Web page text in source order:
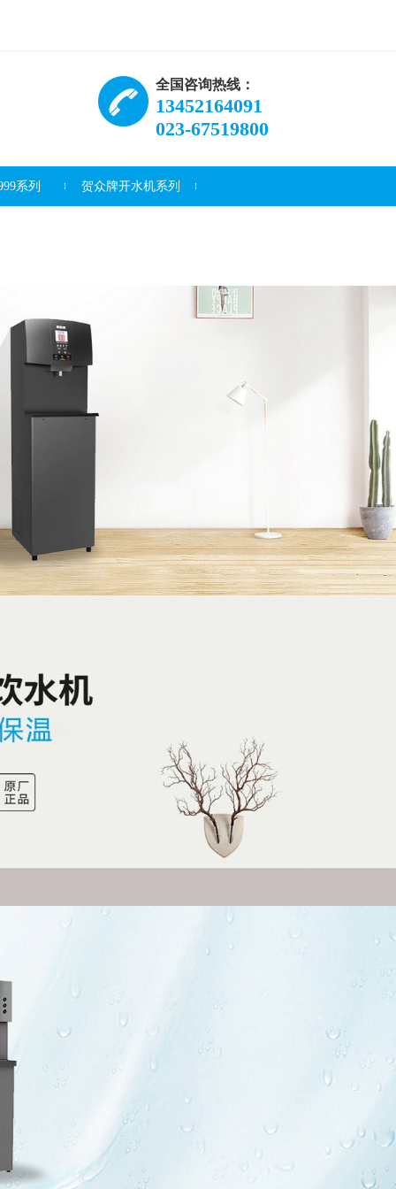
全国咨询热线：
13452164091
023-67519800
系列 贺众牌开水机系列